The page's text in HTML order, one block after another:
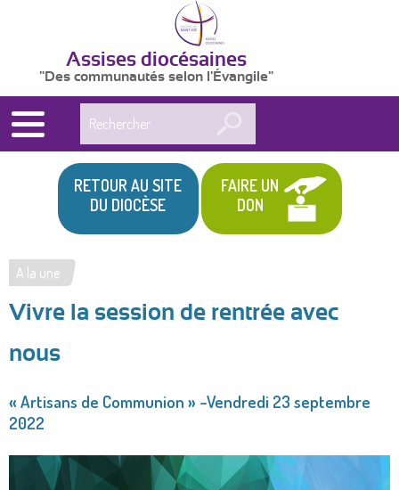
Assises diocésaines
"Des communautés selon l'Évangile"
RETOUR AU SITE
DU DIOCÈSE
FAIRE UN
DON
Vous
êtes
ici
A la une
Vivre la session de rentrée avec
nous
« Artisans de Communion » –Vendredi 23 septembre
2022